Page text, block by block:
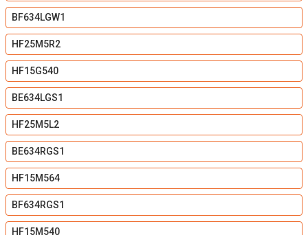
BF634LGW1
HF25M5R2
HF15G540
BE634LGS1
HF25M5L2
BE634RGS1
HF15M564
BF634RGS1
HF15M540